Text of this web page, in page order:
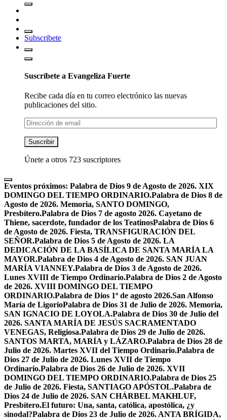
Subscribete
Suscríbete a Evangeliza Fuerte
Recibe cada día en tu correo electrónico las nuevas
publicaciones del sitio.
Dirección
de
email
Suscribir
Únete a otros 723 suscriptores
Eventos próximos: Palabra de Dios 9 de Agosto de 2026. XIX
DOMINGO DEL TIEMPO ORDINARIO.Palabra de Dios 8 de
Agosto de 2026. Memoria, SANTO DOMINGO,
Presbítero.Palabra de Dios 7 de agosto 2026. Cayetano de
Thiene, sacerdote, fundador de los TeatinosPalabra de Dios 6
de Agosto de 2026. Fiesta, TRANSFIGURACIÓN DEL
SEÑOR.Palabra de Dios 5 de Agosto de 2026. LA
DEDICACIÓN DE LA BASÍLICA DE SANTA MARÍA LA
MAYOR.Palabra de Dios 4 de Agosto de 2026. SAN JUAN
MARÍA VIANNEY.Palabra de Dios 3 de Agosto de 2026.
Lunes XVIII de Tiempo Ordinario.Palabra de Dios 2 de Agosto
de 2026. XVIII DOMINGO DEL TIEMPO
ORDINARIO.Palabra de Dios 1º de agosto 2026.San Alfonso
María de LigorioPalabra de Dios 31 de Julio de 2026. Memoria,
SAN IGNACIO DE LOYOLA.Palabra de Dios 30 de Julio del
2026. SANTA MARÍA DE JESÚS SACRAMENTADO
VENEGAS, Religiosa.Palabra de Dios 29 de Julio de 2026.
SANTOS MARTA, MARÍA y LÁZARO.Palabra de Dios 28 de
Julio de 2026. Martes XVII del Tiempo Ordinario.Palabra de
Dios 27 de Julio de 2026. Lunes XVII de Tiempo
Ordinario.Palabra de Dios 26 de Julio de 2026. XVII
DOMINGO DEL TIEMPO ORDINARIO.Palabra de Dios 25
de Julio de 2026. Fiesta, SANTIAGO APÓSTOL.Palabra de
Dios 24 de Julio de 2026. SAN CHÁRBEL MAKHLUF,
Presbítero.El futuro: Una, santa, católica, apostólica, ¿y
sinodal?Palabra de Dios 23 de Julio de 2026. ANTA BRÍGIDA,